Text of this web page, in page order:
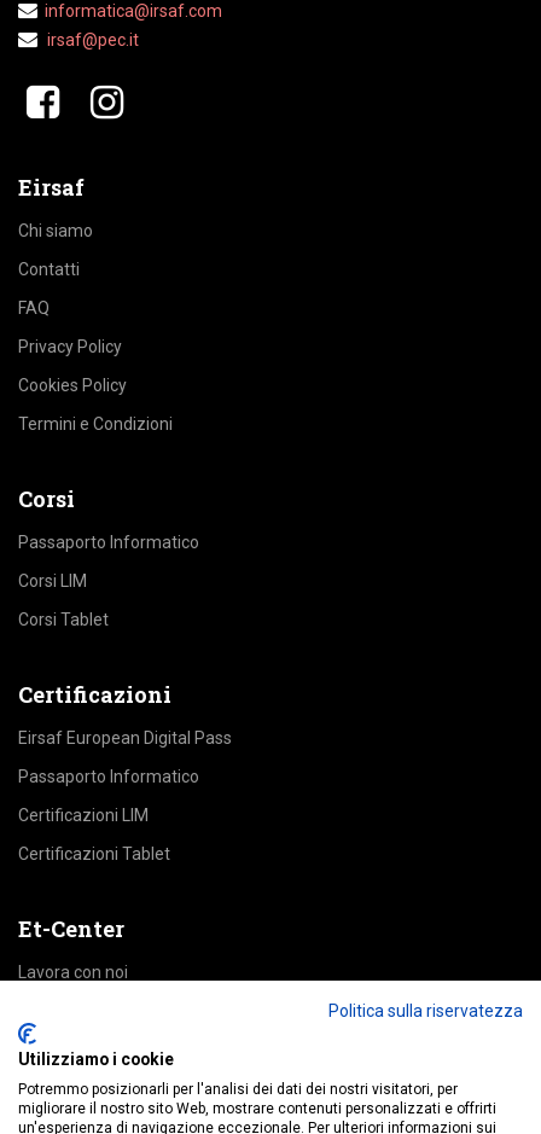
informatica@irsaf.com
irsaf@pec.it
Eirsaf
Chi siamo
Contatti
FAQ
Privacy Policy
Cookies Policy
Termini e Condizioni
Corsi
Passaporto Informatico
Corsi LIM
Corsi Tablet
Certificazioni
Eirsaf European Digital Pass
Passaporto Informatico
Certificazioni LIM
Certificazioni Tablet
Et-Center
Lavora con noi
Accedi alle piattaforme
Politica sulla riservatezza
Utilizziamo i cookie
Potremmo posizionarli per l'analisi dei dati dei nostri visitatori, per
migliorare il nostro sito Web, mostrare contenuti personalizzati e offrirti
un'esperienza di navigazione eccezionale. Per ulteriori informazioni sui